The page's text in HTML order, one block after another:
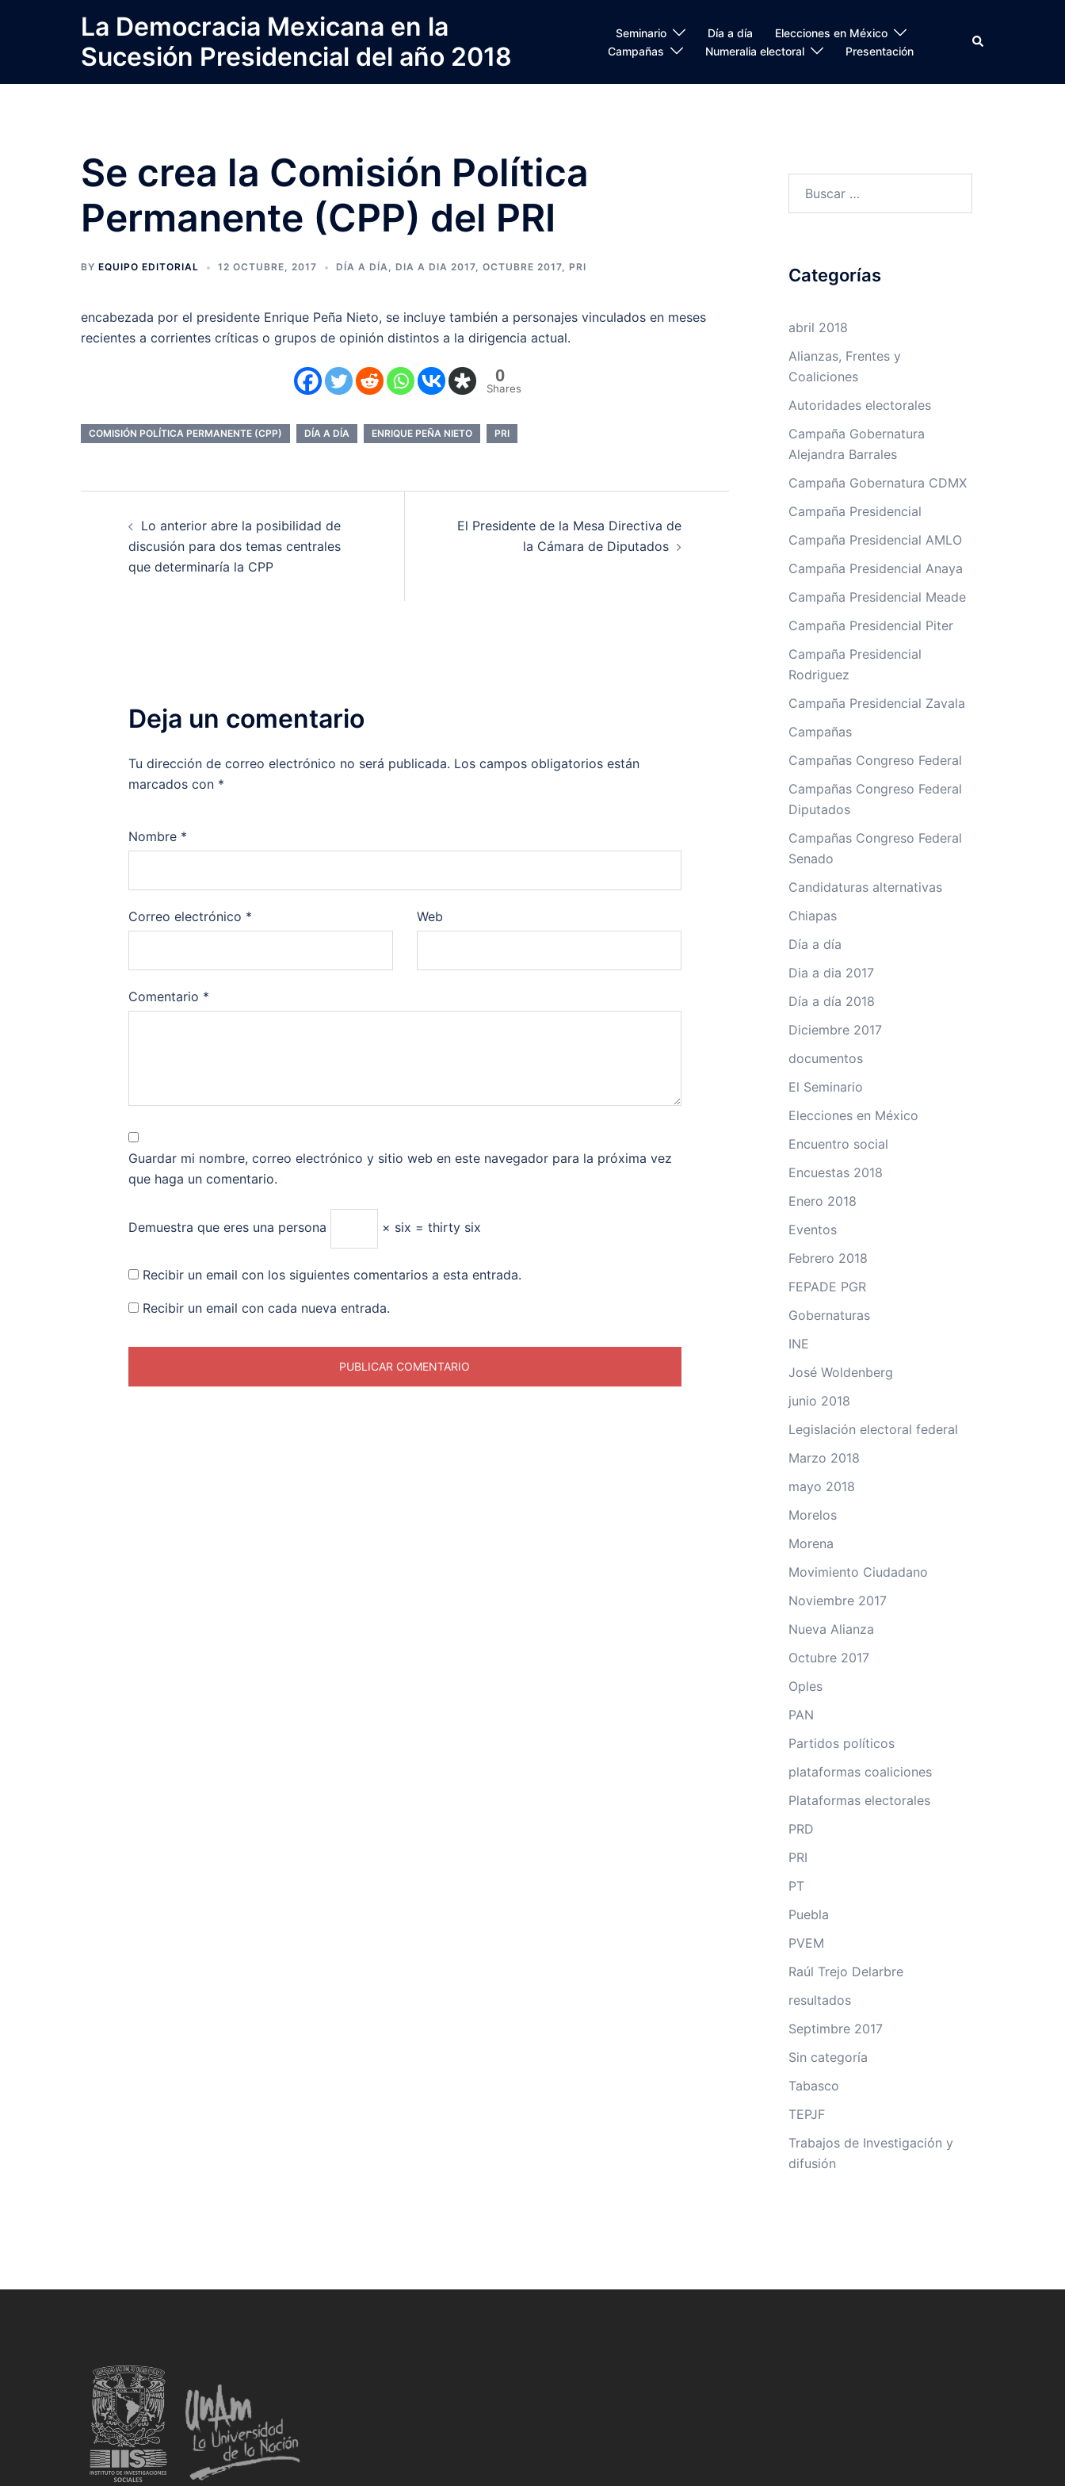
La Democracia Mexicana en la
Sucesión Presidencial del año 2018
Seminario Día a día
Elecciones en México
Campañas
Numeralia electoral Presentación
Search
Se crea la Comisión Política
Permanente (CPP) del PRI
BY EQUIPO EDITORIAL 12 OCTUBRE, 2017 DÍA A DÍA, DIA A DIA 2017, OCTUBRE 2017, PRI
encabezada por el presidente Enrique Peña Nieto, se incluye también a personajes vinculados en meses
recientes a corrientes críticas o grupos de opinión distintos a la dirigencia actual.
0
Shares
COMISIÓN POLÍTICA PERMANENTE (CPP) DÍA A DÍA ENRIQUE PEÑA NIETO PRI
entradas
Lo anterior abre la posibilidad de
discusión para dos temas centrales
que determinaría la CPP
El Presidente de la Mesa Directiva de
la Cámara de Diputados
Deja un comentario
Tu dirección de correo electrónico no será publicada. Los campos obligatorios están
marcados con *
Nombre *
Correo electrónico * Web
Comentario *
Guardar mi nombre, correo electrónico y sitio web en este navegador para la próxima vez
que haga un comentario.
Demuestra que eres una persona × six = thirty six
Recibir un email con los siguientes comentarios a esta entrada.
Recibir un email con cada nueva entrada.
Categorías
abril 2018
Alianzas, Frentes y
Coaliciones
Autoridades electorales
Campaña Gobernatura
Alejandra Barrales
Campaña Gobernatura CDMX
Campaña Presidencial
Campaña Presidencial AMLO
Campaña Presidencial Anaya
Campaña Presidencial Meade
Campaña Presidencial Piter
Campaña Presidencial
Rodriguez
Campaña Presidencial Zavala
Campañas
Campañas Congreso Federal
Campañas Congreso Federal
Diputados
Campañas Congreso Federal
Senado
Candidaturas alternativas
Chiapas
Día a día
Dia a dia 2017
Día a día 2018
Diciembre 2017
documentos
El Seminario
Elecciones en México
Encuentro social
Encuestas 2018
Enero 2018
Eventos
Febrero 2018
FEPADE PGR
Gobernaturas
INE
José Woldenberg
junio 2018
Legislación electoral federal
Marzo 2018
mayo 2018
Morelos
Morena
Movimiento Ciudadano
Noviembre 2017
Nueva Alianza
Octubre 2017
Oples
PAN
Partidos políticos
plataformas coaliciones
Plataformas electorales
PRD
PRI
PT
Puebla
PVEM
Raúl Trejo Delarbre
resultados
Septimbre 2017
Sin categoría
Tabasco
TEPJF
Trabajos de Investigación y
difusión